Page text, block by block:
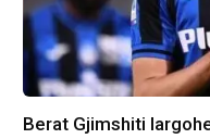
Berat Gjimshiti